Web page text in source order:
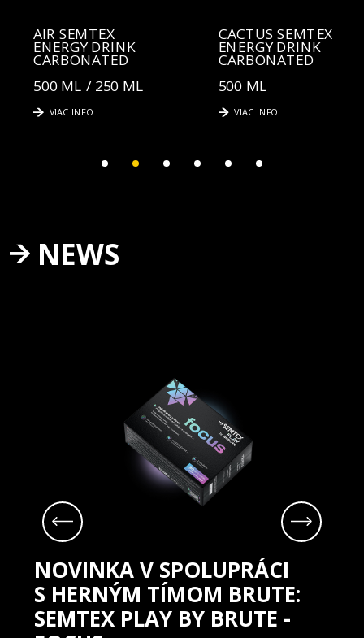
AIR SEMTEX
ENERGY DRINK
CARBONATED
500 ML / 250 ML
VIAC INFO
CACTUS SEMTEX
ENERGY DRINK
CARBONATED
500 ML
VIAC INFO
NEWS
NOVINKA V SPOLUPRÁCI
S HERNÝM TÍMOM BRUTE:
SEMTEX PLAY BY BRUTE -